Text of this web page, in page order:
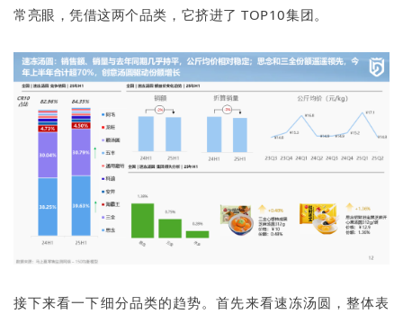
常亮眼，凭借这两个品类，它挤进了 TOP10集团。
接下来看一下细分品类的趋势。首先来看速冻汤圆，整体表